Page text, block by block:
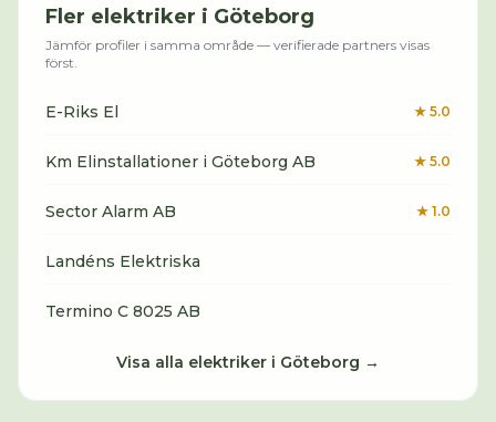
Fler elektriker i Göteborg
Jämför profiler i samma område — verifierade partners visas
först.
E-Riks El ★ 5.0
Km Elinstallationer i Göteborg AB ★ 5.0
Sector Alarm AB ★ 1.0
Landéns Elektriska
Termino C 8025 AB
Visa alla elektriker i Göteborg →